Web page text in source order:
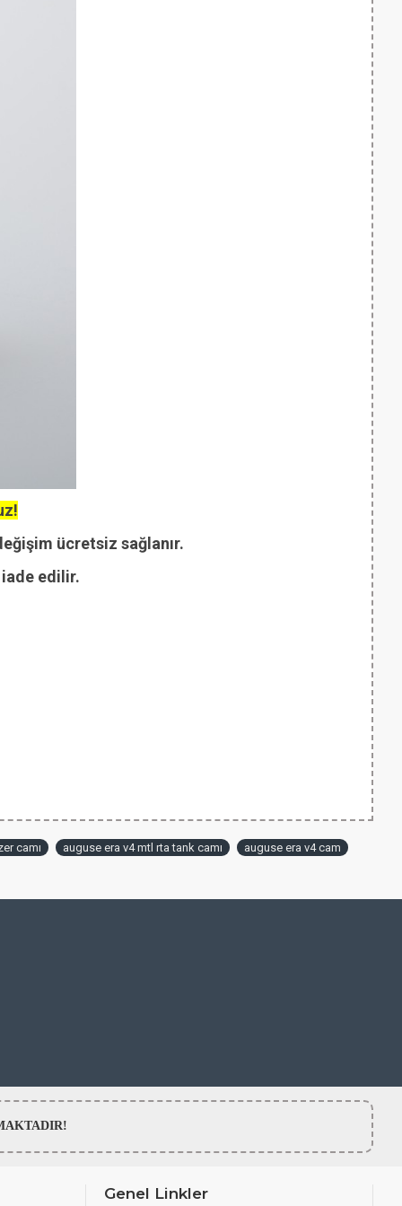
ücretsiz sağlanır.
edilir.
camı auguse era v4 mtl rta tank camı auguse era v4 cam
Genel Linkler